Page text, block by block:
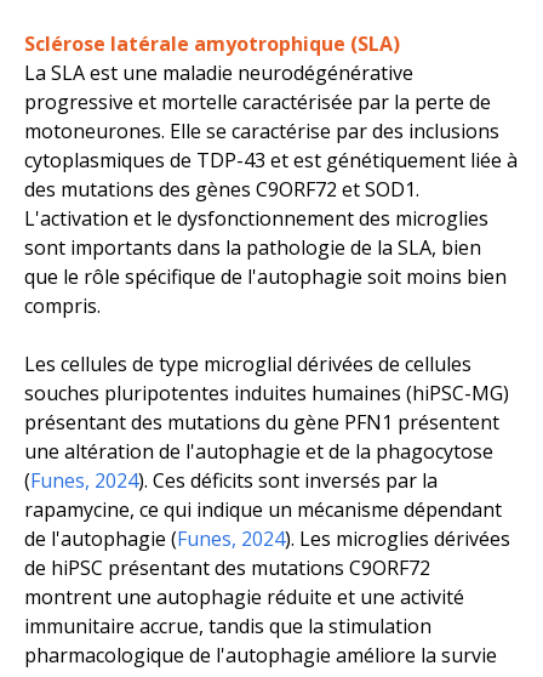
Sclérose latérale amyotrophique (SLA)
La SLA est une maladie neurodégénérative
progressive et mortelle caractérisée par la perte de
motoneurones. Elle se caractérise par des inclusions
cytoplasmiques de TDP-43 et est génétiquement liée à
des mutations des gènes C9ORF72 et SOD1.
L'activation et le dysfonctionnement des microglies
sont importants dans la pathologie de la SLA, bien
que le rôle spécifique de l'autophagie soit moins bien
compris.
Les cellules de type microglial dérivées de cellules
souches pluripotentes induites humaines (hiPSC-MG)
présentant des mutations du gène PFN1 présentent
une altération de l'autophagie et de la phagocytose
(Funes, 2024). Ces déficits sont inversés par la
rapamycine, ce qui indique un mécanisme dépendant
de l'autophagie (Funes, 2024). Les microglies dérivées
de hiPSC présentant des mutations C9ORF72
montrent une autophagie réduite et une activité
immunitaire accrue, tandis que la stimulation
pharmacologique de l'autophagie améliore la survie